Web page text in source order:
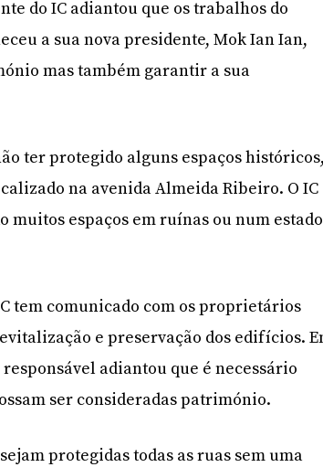
do IC adiantou que os trabalhos do
a sua nova presidente, Mok Ian Ian,
mas também garantir a sua
ter protegido alguns espaços
na avenida Almeida Ribeiro. O IC
espaços em ruínas ou num estado
tem comunicado com os proprietários
e preservação dos edifícios.
adiantou que é necessário
ser consideradas património.
protegidas todas as ruas sem uma